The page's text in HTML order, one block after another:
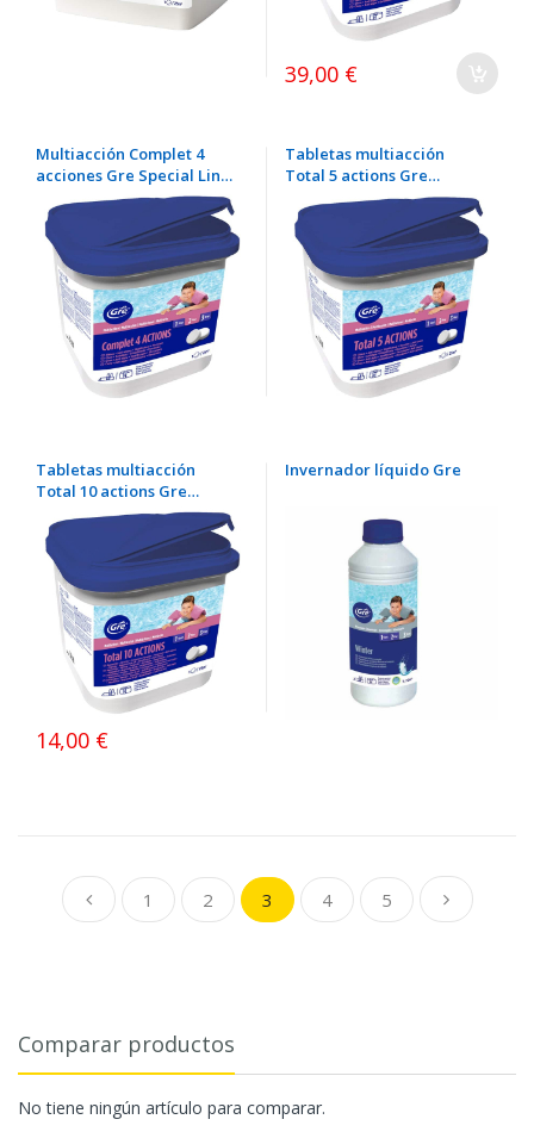
39,00 €
Multiacción Complet 4
acciones Gre Special Liner
pastillas 250 gr
Tabletas multiacción
Total 5 actions Gre
pastillas 250 gr
Tabletas multiacción
Total 10 actions Gre
pastillas 250 gr
14,00 €
Invernador líquido Gre
1 2 3 4 5
Comparar productos
No tiene ningún artículo para comparar.